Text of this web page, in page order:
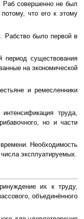
Раб совершенно не был
что его к этому
Рабство было первой в
период существования
на экономической
и ремесленники
труда,
но и части
времени. Необходимость
эксплуатируемых.
их к труду,
объединённого